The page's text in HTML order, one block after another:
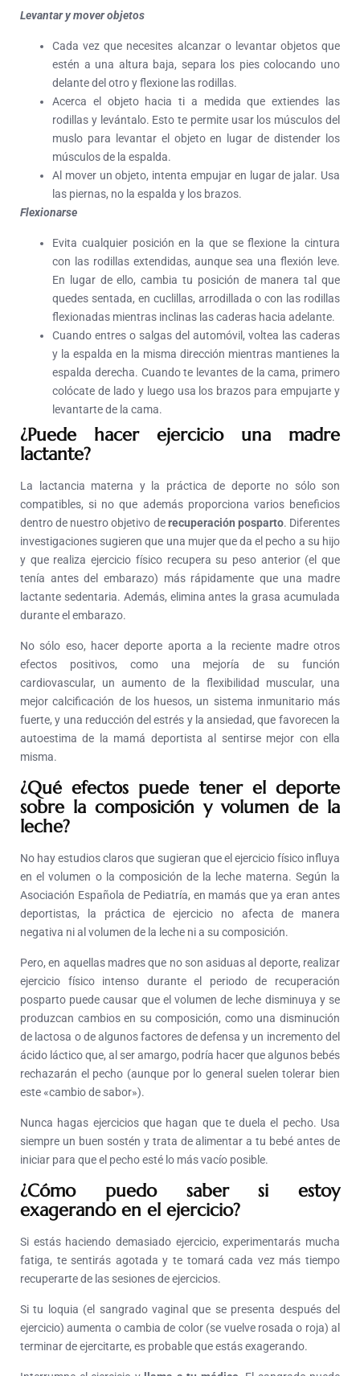
Levantar y mover objetos
Cada vez que necesites alcanzar o levantar objetos que
estén a una altura baja, separa los pies colocando uno
delante del otro y flexione las rodillas.
Acerca el objeto hacia ti a medida que extiendes las
rodillas y levántalo. Esto te permite usar los músculos del
muslo para levantar el objeto en lugar de distender los
músculos de la espalda.
Al mover un objeto, intenta empujar en lugar de jalar. Usa
las piernas, no la espalda y los brazos.
Flexionarse
Evita cualquier posición en la que se flexione la cintura
con las rodillas extendidas, aunque sea una flexión leve.
En lugar de ello, cambia tu posición de manera tal que
quedes sentada, en cuclillas, arrodillada o con las rodillas
flexionadas mientras inclinas las caderas hacia adelante.
Cuando entres o salgas del automóvil, voltea las caderas
y la espalda en la misma dirección mientras mantienes la
espalda derecha. Cuando te levantes de la cama, primero
colócate de lado y luego usa los brazos para empujarte y
levantarte de la cama.
¿Puede hacer ejercicio una madre
lactante?
La lactancia materna y la práctica de deporte no sólo son
compatibles, si no que además proporciona varios beneficios
dentro de nuestro objetivo derecuperación posparto. Diferentes
investigaciones sugieren que una mujer que da el pecho a su hijo
y que realiza ejercicio físico recupera su peso anterior (el que
tenía antes del embarazo) más rápidamente que una madre
lactante sedentaria. Además, elimina antes la grasa acumulada
durante el embarazo.
No sólo eso, hacer deporte aporta a la reciente madre otros
efectos positivos, como una mejoría de su función
cardiovascular, un aumento de la flexibilidad muscular, una
mejor calcificación de los huesos, un sistema inmunitario más
fuerte, y una reducción del estrés y la ansiedad, que favorecen la
autoestima de la mamá deportista al sentirse mejor con ella
misma.
¿Qué efectos puede tener el deporte
sobre la composición y volumen de la
leche?
No hay estudios claros que sugieran que el ejercicio físico influya
en el volumen o la composición de la leche materna. Según la
Asociación Española de Pediatría, en mamás que ya eran antes
deportistas, la práctica de ejercicio no afecta de manera
negativa ni al volumen de la leche ni a su composición.
Pero, en aquellas madres que no son asiduas al deporte, realizar
ejercicio físico intenso durante el periodo de recuperación
posparto puede causar que el volumen de leche disminuya y se
produzcan cambios en su composición, como una disminución
de lactosa o de algunos factores de defensa y un incremento del
ácido láctico que, al ser amargo, podría hacer que algunos bebés
rechazarán el pecho (aunque por lo general suelen tolerar bien
este «cambio de sabor»).
Nunca hagas ejercicios que hagan que te duela el pecho. Usa
siempre un buen sostén y trata de alimentar a tu bebé antes de
iniciar para que el pecho esté lo más vacío posible.
¿Cómo puedo saber si estoy
exagerando en el ejercicio?
Si estás haciendo demasiado ejercicio, experimentarás mucha
fatiga, te sentirás agotada y te tomará cada vez más tiempo
recuperarte de las sesiones de ejercicios.
Si tu loquia (el sangrado vaginal que se presenta después del
ejercicio) aumenta o cambia de color (se vuelve rosada o roja) al
terminar de ejercitarte, es probable que estás exagerando.